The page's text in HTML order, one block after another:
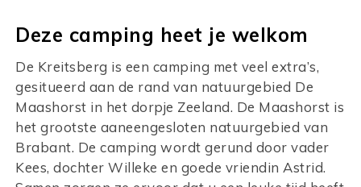
Deze camping heet je welkom
De Kreitsberg is een camping met veel extra’s,
gesitueerd aan de rand van natuurgebied De
Maashorst in het dorpje Zeeland. De Maashorst is
het grootste aaneengesloten natuurgebied van
Brabant. De camping wordt gerund door vader
Kees, dochter Willeke en goede vriendin Astrid.